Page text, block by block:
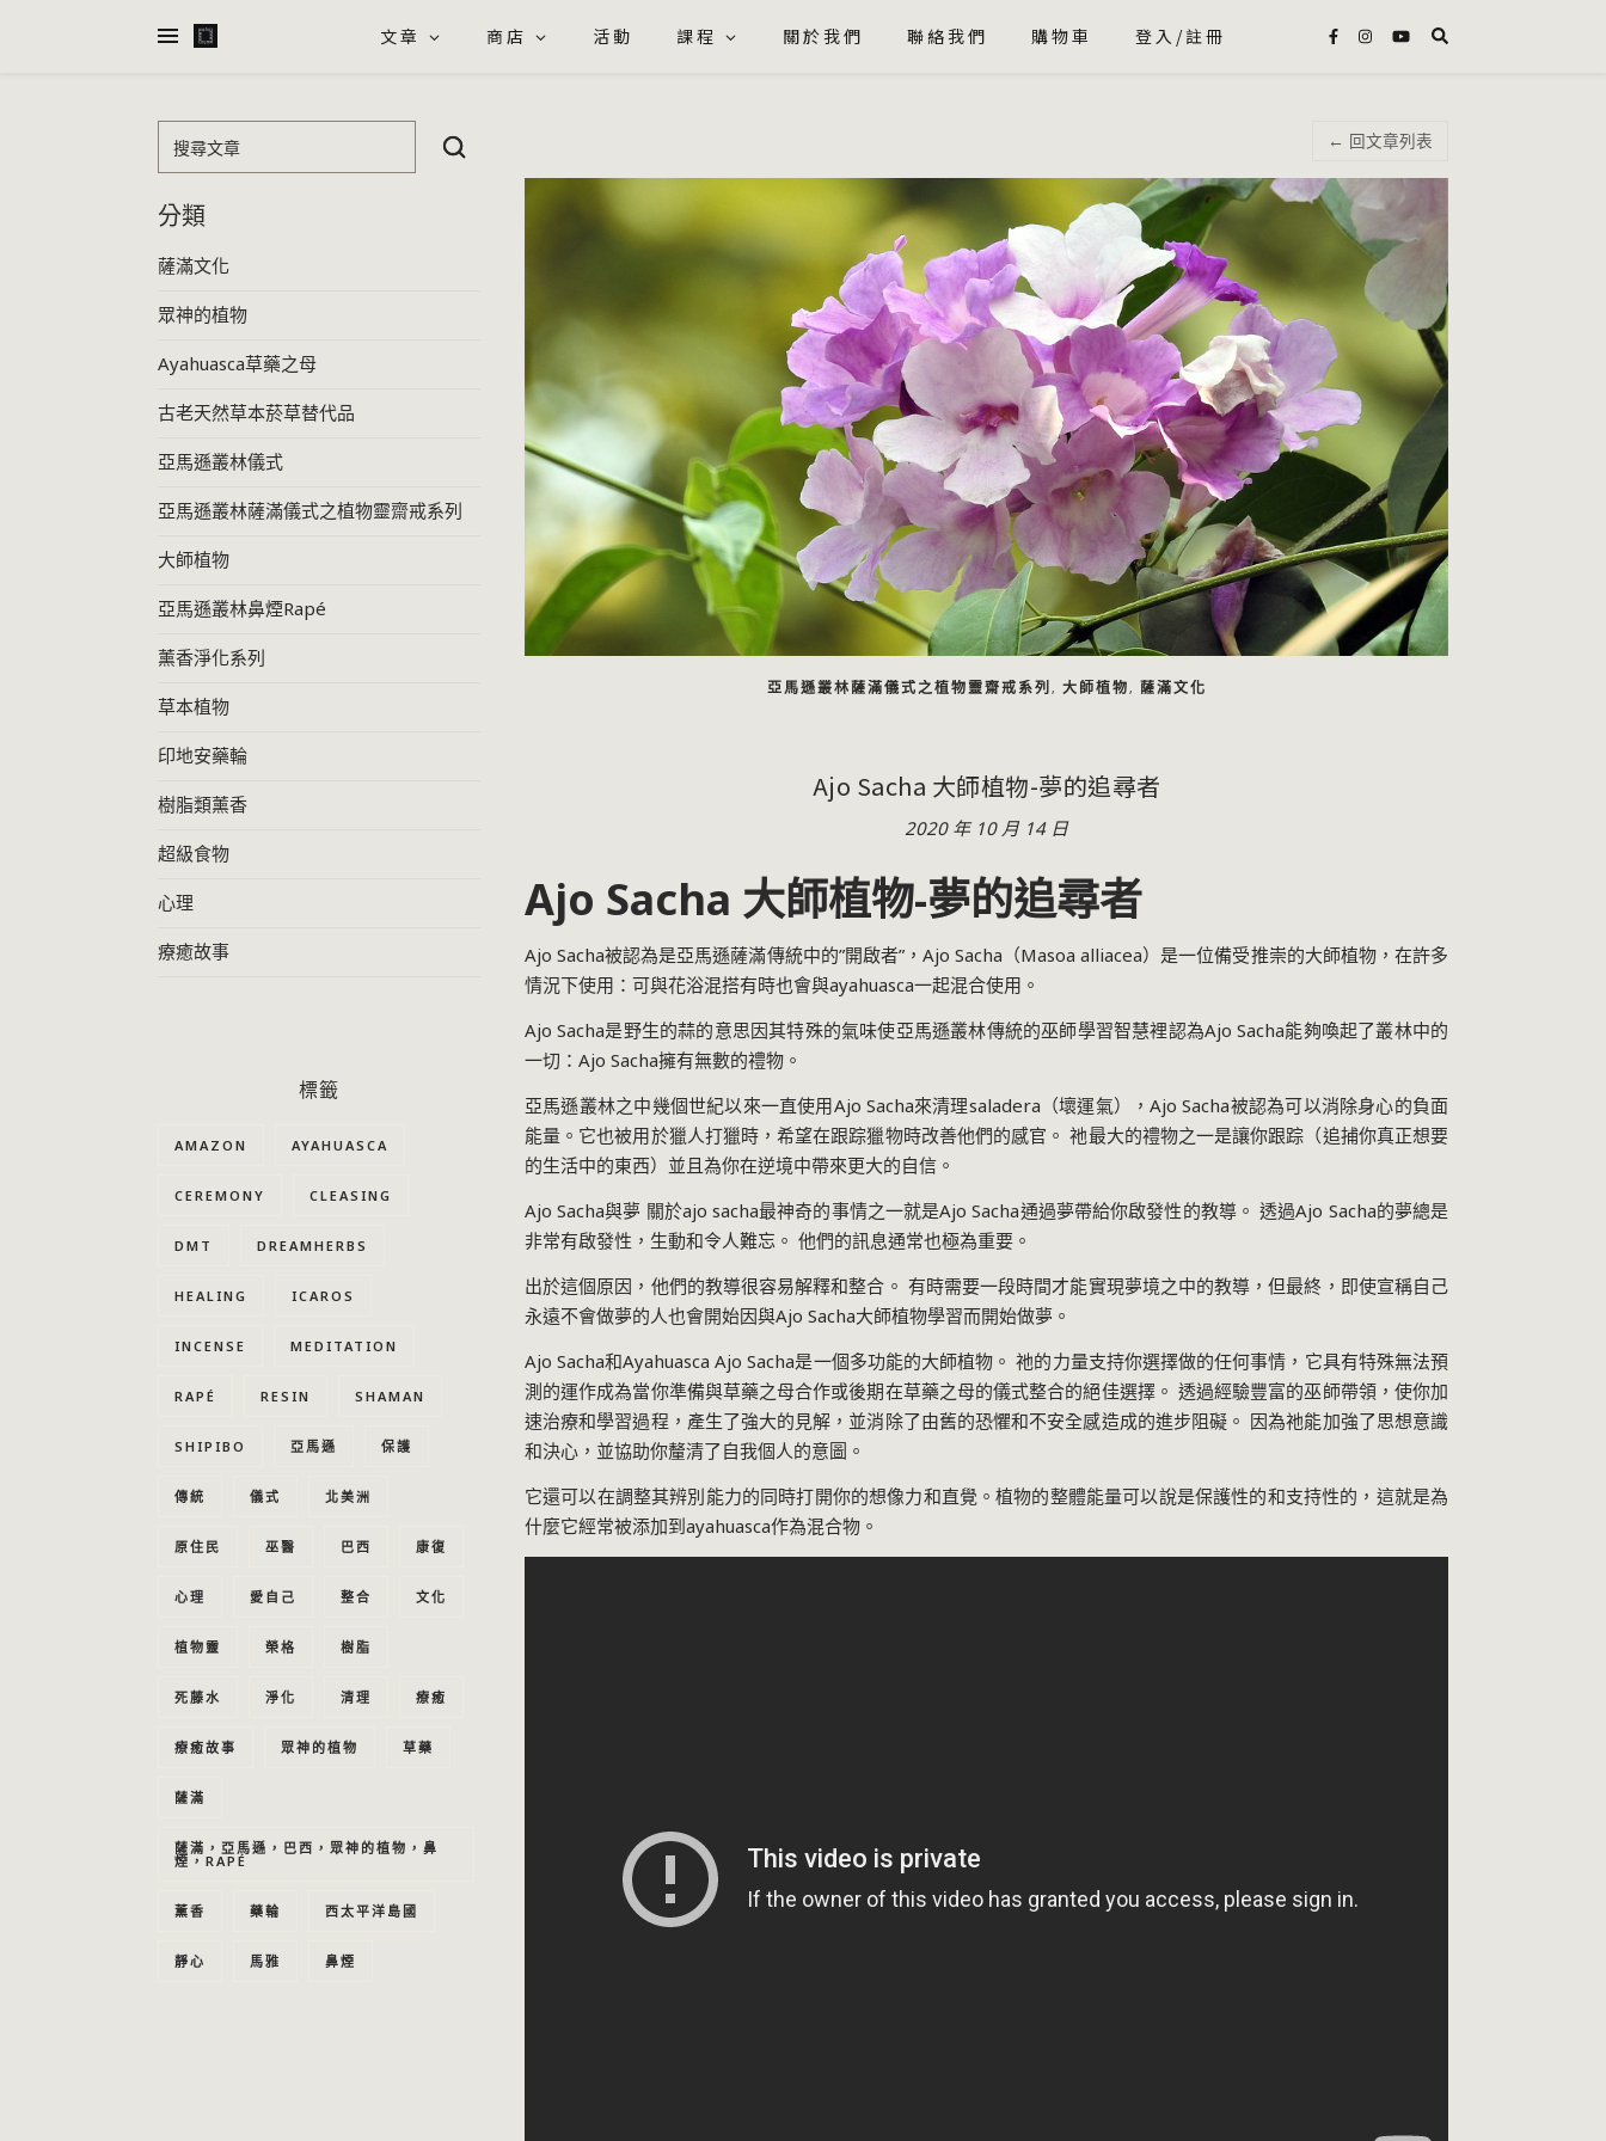
文章 商店 活動 課程 關於我們 聯絡我們 購物車 登入/註冊
搜尋文章
分類
薩滿文化
眾神的植物
Ayahuasca草藥之母
古老天然草本菸草替代品
亞馬遜叢林儀式
亞馬遜叢林薩滿儀式之植物靈齋戒系列
大師植物
亞馬遜叢林鼻煙Rapé
薰香淨化系列
草本植物
印地安藥輪
樹脂類薰香
超級食物
心理
療癒故事
標籤
AMAZON AYAHUASCA
CEREMONY CLEASING
DMT DREAMHERBS
HEALING ICAROS
INCENSE MEDITATION
RAPÉ RESIN SHAMAN
SHIPIBO 亞馬遜 保護
傳統 儀式 北美洲
原住民 巫醫 巴西 康復
心理 愛自己 整合 文化
植物靈 榮格 樹脂
死藤水 淨化 清理 療癒
療癒故事 眾神的植物 草藥
薩滿
薩滿，亞馬遜，巴西，眾神的植物，鼻
煙，RAPÉ
薰香 藥輪 西太平洋島國
靜心 馬雅 鼻煙
← 回文章列表
亞馬遜叢林薩滿儀式之植物靈齋戒系列 , 大師植物, 薩滿文化
Ajo Sacha 大師植物-夢的追尋者
2020 年 10 月 14 日
Ajo Sacha 大師植物-夢的追尋者
Ajo Sacha被認為是亞馬遜薩滿傳統中的”開啟者”，Ajo Sacha（Masoa alliacea）是一位備受推崇的大師植物，在許多
情況下使用：可與花浴混搭有時也會與ayahuasca一起混合使用。
Ajo Sacha是野生的蒜的意思因其特殊的氣味使亞馬遜叢林傳統的巫師學習智慧裡認為Ajo Sacha能夠喚起了叢林中的
一切：Ajo Sacha擁有無數的禮物。
亞馬遜叢林之中幾個世紀以來一直使用Ajo Sacha來清理saladera（壞運氣），Ajo Sacha被認為可以消除身心的負面
能量。它也被用於獵人打獵時，希望在跟踪獵物時改善他們的感官。 祂最大的禮物之一是讓你跟踪（追捕你真正想要
的生活中的東西）並且為你在逆境中帶來更大的自信。
Ajo Sacha與夢 關於ajo sacha最神奇的事情之一就是Ajo Sacha通過夢帶給你啟發性的教導。 透過Ajo Sacha的夢總是
非常有啟發性，生動和令人難忘。 他們的訊息通常也極為重要。
出於這個原因，他們的教導很容易解釋和整合。 有時需要一段時間才能實現夢境之中的教導，但最終，即使宣稱自己
永遠不會做夢的人也會開始因與Ajo Sacha大師植物學習而開始做夢。
Ajo Sacha和Ayahuasca Ajo Sacha是一個多功能的大師植物。 祂的力量支持你選擇做的任何事情，它具有特殊無法預
測的運作成為當你準備與草藥之母合作或後期在草藥之母的儀式整合的絕佳選擇。 透過經驗豐富的巫師帶領，使你加
速治療和學習過程，產生了強大的見解，並消除了由舊的恐懼和不安全感造成的進步阻礙。 因為祂能加強了思想意識
和決心，並協助你釐清了自我個人的意圖。
它還可以在調整其辨別能力的同時打開你的想像力和直覺。植物的整體能量可以說是保護性的和支持性的，這就是為
什麼它經常被添加到ayahuasca作為混合物。